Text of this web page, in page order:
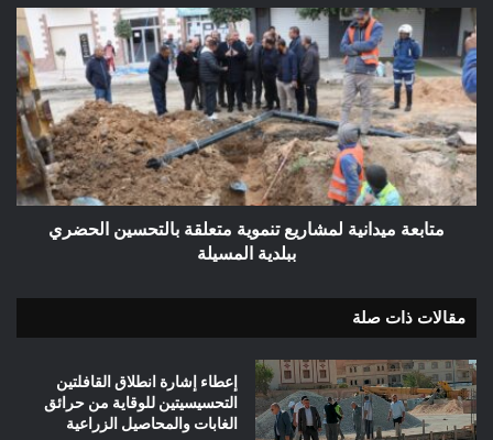
متابعة
ميدانية
لمشاريع
تنموية
متعلقة
بالتحسين
الحضري
ببلدية
المسيلة
متابعة ميدانية لمشاريع تنموية متعلقة بالتحسين الحضري
ببلدية المسيلة
مقالات ذات صلة
إعطاء إشارة انطلاق القافلتين
التحسيسيتين للوقاية من حرائق
الغابات والمحاصيل الزراعية